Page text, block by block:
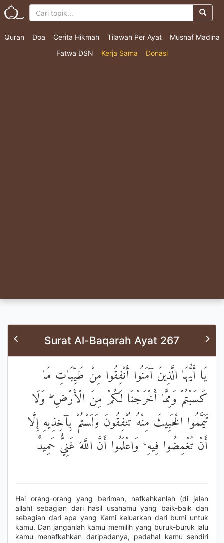
Quran Doa Cerita Hikmah Tilawah Per Ayat
Mushaf Madina
Fatwa DSN
Kerja Sama Donasi
Surat Al-Baqarah Ayat 267
يَا أَيُّهَا الَّذِينَ آمَنُوا أَنْفِقُوا مِنْ طَيِّبَاتِ مَا
كَسَبْتُمْ وَمِمَّا أَخْرَجْنَا لَكُمْ مِنَ الْأَرْضِ ۖ وَلَا
تَيَمَّمُوا الْخَبِيثَ مِنْهُ تُنْفِقُونَ وَلَسْتُمْ بِآخِذِيهِ إِلَّا
أَنْ تُغْمِضُوا فِيهِ ۚ وَاعْلَمُوا أَنَّ اللَّهَ غَنِيٌّ حَمِيدٌ
Hai orang-orang yang beriman, nafkahkanlah (di jalan
allah) sebagian dari hasil usahamu yang baik-baik dan
sebagian dari apa yang Kami keluarkan dari bumi untuk
kamu. Dan janganlah kamu memilih yang buruk-buruk lalu
kamu menafkahkan daripadanya, padahal kamu sendiri